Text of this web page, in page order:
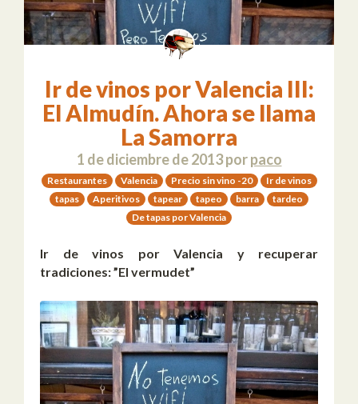
Ir de vinos por Valencia III:
El Almudín. Ahora se llama
La Samorra
1 de diciembre de 2013porpaco
Restaurantes Valencia Precio sin vino -20
Ir de vinos
tapas
Aperitivos tapear tapeo barra
tardeo
De tapas por Valencia
Ir de vinos por Valencia y recuperar
tradiciones: ”El vermudet”